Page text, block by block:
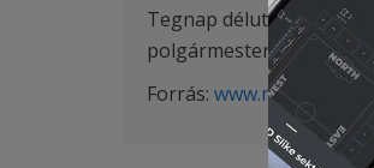
Tegnap délután Zentán
polgármester
Forrás: